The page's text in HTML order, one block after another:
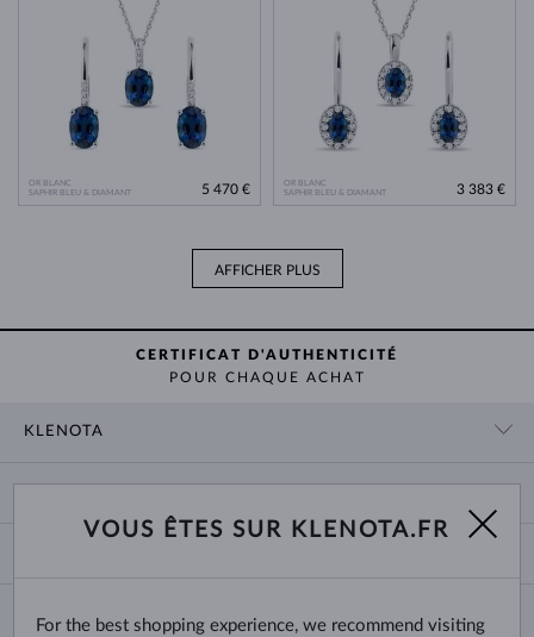
OR BLANC
SAPHIR BLEU & DIAMANT
5 470 €
OR BLANC
SAPHIR BLEU & DIAMANT
3 383 €
AFFICHER PLUS
CERTIFICAT D'AUTHENTICITÉ
POUR CHAQUE ACHAT
KLENOTA
NOUS CONNAÎTRE
LIVRAISON ET PAIEMENT
CHOISIR DES ALLIANCES
TAILLE ET VARIÉTÉ DES CHAÎNES
VOUS ÊTES SUR KLENOTA.FR
For the best shopping experience, we recommend visiting